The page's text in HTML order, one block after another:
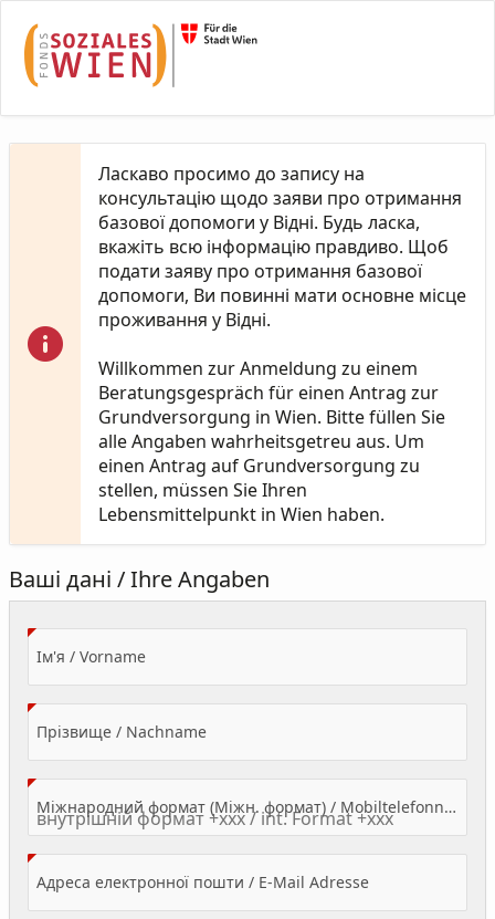
Ласкаво просимо до запису на
консультацію щодо заяви про отримання
базової допомоги у Відні. Будь ласка,
вкажіть всю інформацію правдиво. Щоб
подати заяву про отримання базової
допомоги, Ви повинні мати основне місце
проживання у Відні.
Willkommen zur Anmeldung zu einem
Beratungsgespräch für einen Antrag zur
Grundversorgung in Wien. Bitte füllen Sie
alle Angaben wahrheitsgetreu aus. Um
einen Antrag auf Grundversorgung zu
stellen, müssen Sie Ihren
Lebensmittelpunkt in Wien haben.
Ваші дані / Ihre Angaben
Ім'я / Vorname(Value Required)
Прізвище / Nachname(Value Required)
Міжнародний формат (Міжн. формат) / Mobiltelefonnummer
Адреса електронної пошти / E-Mail Adresse(Value Required)